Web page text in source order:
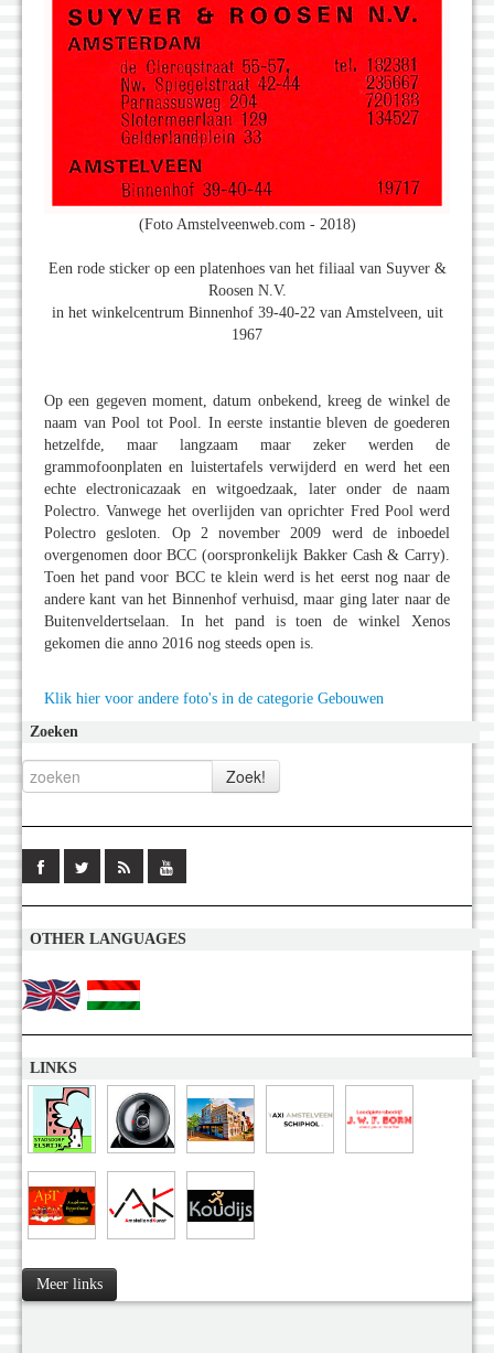
(Foto Amstelveenweb.com - 2018)
Een rode sticker op een platenhoes van het filiaal van Suyver &
Roosen N.V.
in het winkelcentrum Binnenhof 39-40-22 van Amstelveen, uit
1967
Op een gegeven moment, datum onbekend, kreeg de winkel de
naam van Pool tot Pool. In eerste instantie bleven de goederen
hetzelfde, maar langzaam maar zeker werden de
grammofoonplaten en luistertafels verwijderd en werd het een
echte electronicazaak en witgoedzaak, later onder de naam
Polectro. Vanwege het overlijden van oprichter Fred Pool werd
Polectro gesloten. Op 2 november 2009 werd de inboedel
overgenomen door BCC (oorspronkelijk Bakker Cash & Carry).
Toen het pand voor BCC te klein werd is het eerst nog naar de
andere kant van het Binnenhof verhuisd, maar ging later naar de
Buitenveldertselaan. In het pand is toen de winkel Xenos
gekomen die anno 2016 nog steeds open is.
Klik hier voor andere foto's in de categorie Gebouwen
Zoeken
OTHER LANGUAGES
LINKS
Meer links